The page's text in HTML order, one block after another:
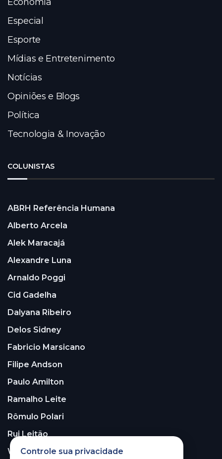
Economia
Especial
Esporte
Mídias e Entretenimento
Notícias
Opiniões e Blogs
Política
Tecnologia & Inovação
COLUNISTAS
ABRH Referência Humana
Alberto Arcela
Alek Maracajá
Alexandre Luna
Arnaldo Poggi
Cid Gadelha
Dalyana Ribeiro
Delos Sidney
Fabricio Marsicano
Filipe Andson
Paulo Amilton
Ramalho Leite
Rômulo Polari
Rui Leitão
Walter Santos
Controle sua privacidade